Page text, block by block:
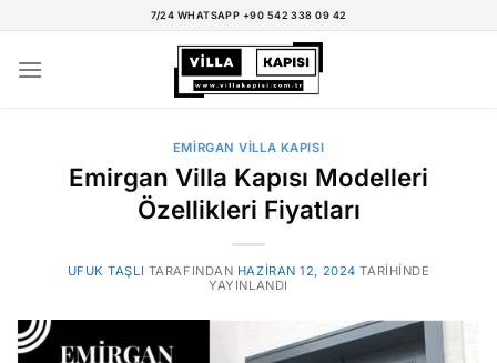
7/24 WHATSAPP +90 542 338 09 42
EMIRGAN VILLA KAPISI
Emirgan Villa Kapısı Modelleri
Özellikleri Fiyatları
UFUK TAŞLI TARAFINDAN HAZIRAN 12, 2024 TARIHINDE
YAYINLANDI